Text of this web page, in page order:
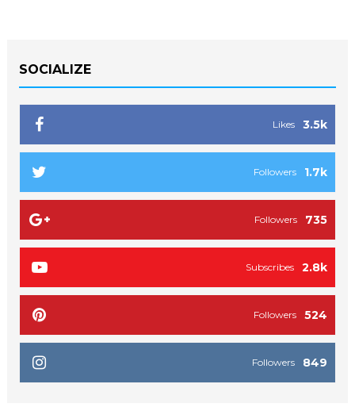
SOCIALIZE
3.5k
Likes
1.7k
Followers
735
Followers
2.8k
Subscribes
524
Followers
849
Followers